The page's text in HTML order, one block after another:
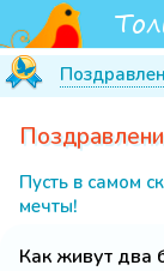
Пусть в самом
мечты!
Как живут два